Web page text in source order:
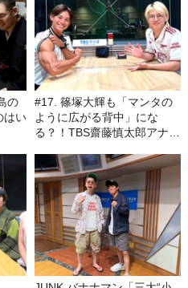
の
はい
#17. 篠塚大輝も「マンタの
ように広がる背中」にな
る？！TBS齋藤慎太郎アナに
力！！